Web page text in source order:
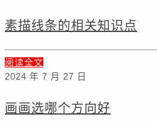
素描线条的相关知识点
阅读全文
2024 年 7 月 27 日
画画选哪个方向好